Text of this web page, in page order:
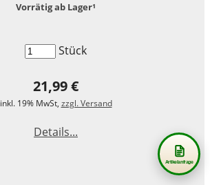
Vorrätig ab Lager¹
Stück
21,99 €
inkl. 19% MwSt, zzgl. Versand
Details...
Artikelanfrage